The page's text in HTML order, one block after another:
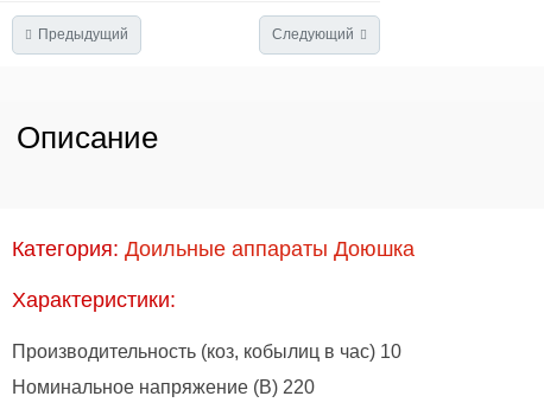
Предыдущий Следующий
Описание
Категория: Доильные аппараты Доюшка
Характеристики:
Производительность (коз, кобылиц в час) 10
Номинальное напряжение (В) 220